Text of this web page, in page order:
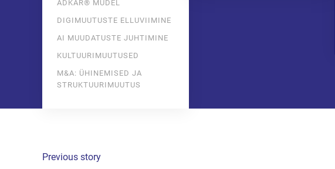
ADKAR® MUDEL
DIGIMUUTUSTE ELLUVIIMINE
AI MUUDATUSTE JUHTIMINE
KULTUURIMUUTUSED
M&A: ÜHINEMISED JA
STRUKTUURIMUUTUS
Previous story